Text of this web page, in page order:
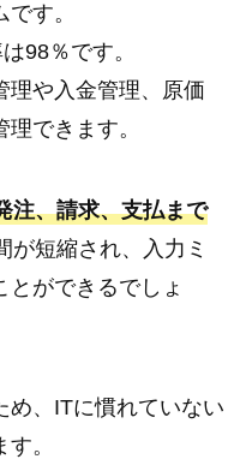
す。
98％です。
理や入金管理、原価
できます。
注、請求、支払まで
が短縮され、入力ミ
とができるでしょ
め、ITに慣れていない
。